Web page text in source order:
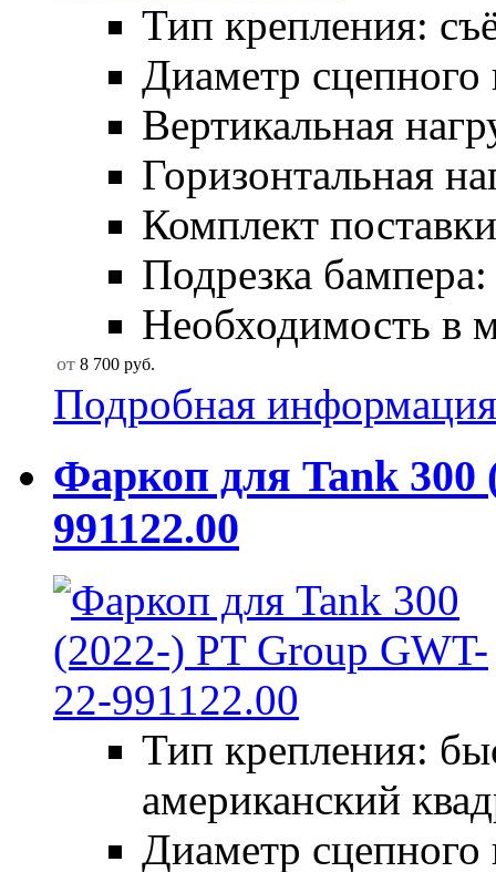
Тип крепления:
Диаметр
Вертикальная
Горизонтальная
Комплект
Подрезка
Необходимость в
от 8 700 руб.
Подробная информация
Фаркоп для Tank 300
991122.00
Тип крепления:
американский
Диаметр